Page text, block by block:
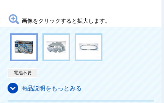
画像をクリックすると拡大します。
電池不要
商品説明をもっとみる